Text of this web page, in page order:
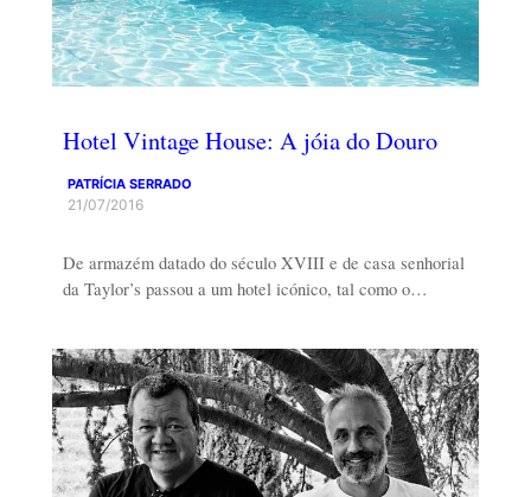
Hotel Vintage House: A jóia do Douro
PATRÍCIA SERRADO
21/07/2016
De armazém datado do século XVIII e de casa senhorial
da Taylor’s passou a um hotel icónico, tal como o…